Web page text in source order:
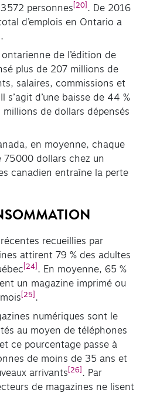
572 personnes [20] . De 2016
d’emplois en Ontario a
.
de l’édition de
plus de 207 millions de
salaires, commissions et
s’agit d’une baisse de 44 %
de dollars dépensés
en moyenne, chaque
75 000 dollars chez un
canadien entraîne la perte
recueillies par
attirent 79 % des adultes
[24] . En moyenne, 65 %
un magazine imprimé ou
[25] .
numériques sont le
au moyen de téléphones
ce pourcentage passe à
de moins de 35 ans et
arrivants [26] . Par
de magazines ne lisent